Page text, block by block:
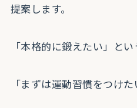
提案します。
「本格的に鍛えたい」とい
「まずは運動習慣をつけ